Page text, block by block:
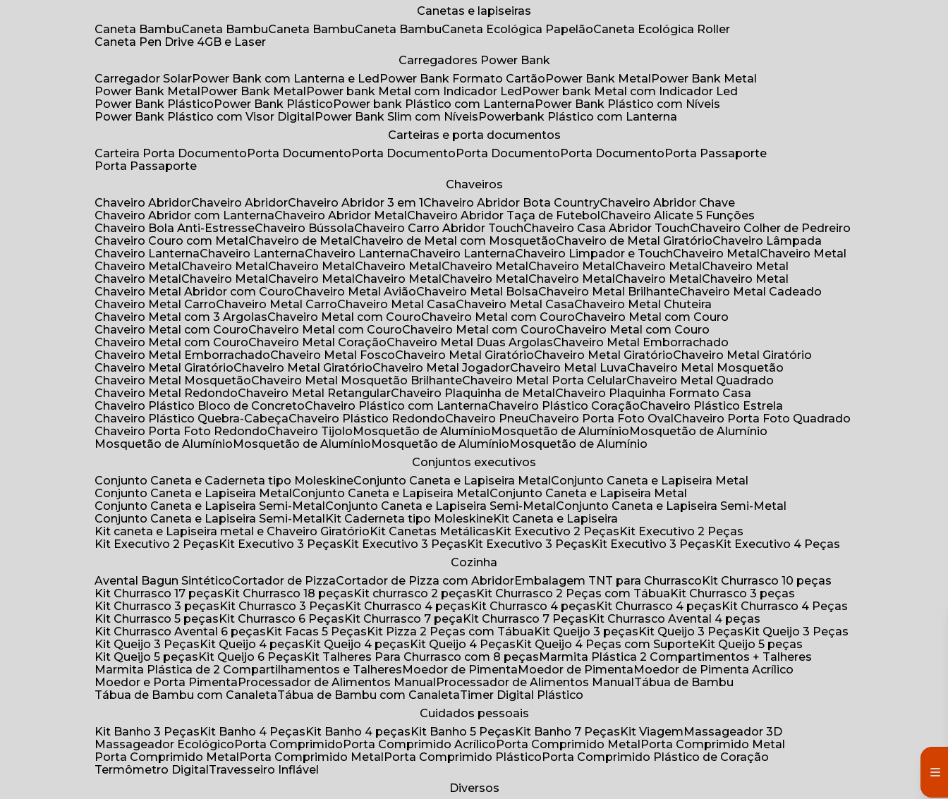
Canetas e lapiseiras
Caneta Bambu
Caneta Bambu Caneta Bambu Caneta Bambu Caneta Ecológica Papelão
Caneta Ecológica Roller
Caneta Pen Drive 4GB e Laser
Carregadores Power Bank
Carregador Solar
Power Bank com Lanterna e Led Power Bank Formato Cartão Power Bank Metal
Power Bank Metal
Power Bank Metal
Power Bank Metal Power bank Metal com Indicador Led
Power bank Metal com Indicador Led
Power Bank Plástico
Power Bank Plástico Power bank Plástico com Lanterna
Power Bank Plástico com Níveis
Power Bank Plástico com Visor Digital
Power Bank Slim com Níveis
Powerbank Plástico com Lanterna
Carteiras e porta documentos
Carteira Porta Documento
Porta Documento Porta Documento Porta Documento Porta Documento
Porta Passaporte
Porta Passaporte
Chaveiros
Chaveiro Abridor
Chaveiro Abridor Chaveiro Abridor 3 em 1 Chaveiro Abridor Bota Country
Chaveiro Abridor Chave
Chaveiro Abridor com Lanterna
Chaveiro Abridor Metal Chaveiro Abridor Taça de Futebol
Chaveiro Alicate 5 Funções
Chaveiro Bola Anti-Estresse
Chaveiro Bússola Chaveiro Carro Abridor Touch Chaveiro Casa Abridor Touch
Chaveiro Colher de Pedreiro
Chaveiro Couro com Metal
Chaveiro de Metal Chaveiro de Metal com Mosquetão Chaveiro de Metal Giratório
Chaveiro Lâmpada
Chaveiro Lanterna
Chaveiro Lanterna Chaveiro Lanterna Chaveiro Lanterna Chaveiro Limpador e Touch Chaveiro Metal
Chaveiro Metal
Chaveiro Metal
Chaveiro Metal Chaveiro Metal Chaveiro Metal Chaveiro Metal Chaveiro Metal Chaveiro Metal
Chaveiro Metal
Chaveiro Metal
Chaveiro Metal Chaveiro Metal Chaveiro Metal Chaveiro Metal Chaveiro Metal Chaveiro Metal
Chaveiro Metal
Chaveiro Metal Abridor com Couro
Chaveiro Metal Avião Chaveiro Metal Bolsa Chaveiro Metal Brilhante
Chaveiro Metal Cadeado
Chaveiro Metal Carro
Chaveiro Metal Carro Chaveiro Metal Casa Chaveiro Metal Casa
Chaveiro Metal Chuteira
Chaveiro Metal com 3 Argolas
Chaveiro Metal com Couro Chaveiro Metal com Couro
Chaveiro Metal com Couro
Chaveiro Metal com Couro
Chaveiro Metal com Couro Chaveiro Metal com Couro
Chaveiro Metal com Couro
Chaveiro Metal com Couro
Chaveiro Metal Coração Chaveiro Metal Duas Argolas
Chaveiro Metal Emborrachado
Chaveiro Metal Emborrachado
Chaveiro Metal Fosco Chaveiro Metal Giratório Chaveiro Metal Giratório
Chaveiro Metal Giratório
Chaveiro Metal Giratório
Chaveiro Metal Giratório Chaveiro Metal Jogador Chaveiro Metal Luva
Chaveiro Metal Mosquetão
Chaveiro Metal Mosquetão
Chaveiro Metal Mosquetão Brilhante Chaveiro Metal Porta Celular
Chaveiro Metal Quadrado
Chaveiro Metal Redondo
Chaveiro Metal Retangular Chaveiro Plaquinha de Metal
Chaveiro Plaquinha Formato Casa
Chaveiro Plástico Bloco de Concreto
Chaveiro Plástico com Lanterna Chaveiro Plástico Coração
Chaveiro Plástico Estrela
Chaveiro Plástico Quebra-Cabeça
Chaveiro Plástico Redondo Chaveiro Pneu Chaveiro Porta Foto Oval
Chaveiro Porta Foto Quadrado
Chaveiro Porta Foto Redondo
Chaveiro Tijolo Mosquetão de Alumínio Mosquetão de Alumínio
Mosquetão de Alumínio
Mosquetão de Alumínio
Mosquetão de Alumínio Mosquetão de Alumínio
Mosquetão de Alumínio
Conjuntos executivos
Conjunto Caneta e Caderneta tipo Moleskine
Conjunto Caneta e Lapiseira Metal
Conjunto Caneta e Lapiseira Metal
Conjunto Caneta e Lapiseira Metal
Conjunto Caneta e Lapiseira Metal
Conjunto Caneta e Lapiseira Metal
Conjunto Caneta e Lapiseira Semi-Metal
Conjunto Caneta e Lapiseira Semi-Metal
Conjunto Caneta e Lapiseira Semi-Metal
Conjunto Caneta e Lapiseira Semi-Metal
Kit Caderneta tipo Moleskine
Kit Caneta e Lapiseira
Kit caneta e Lapiseira metal e Chaveiro Giratório
Kit Canetas Metálicas Kit Executivo 2 Peças
Kit Executivo 2 Peças
Kit Executivo 2 Peças
Kit Executivo 3 Peças Kit Executivo 3 Peças Kit Executivo 3 Peças Kit Executivo 3 Peças
Kit Executivo 4 Peças
Cozinha
Avental Bagun Sintético
Cortador de Pizza Cortador de Pizza com Abridor Embalagem TNT para Churrasco
Kit Churrasco 10 peças
Kit Churrasco 17 peças
Kit Churrasco 18 peças Kit churrasco 2 peças Kit Churrasco 2 Peças com Tábua
Kit Churrasco 3 peças
Kit Churrasco 3 peças
Kit Churrasco 3 Peças Kit Churrasco 4 peças Kit Churrasco 4 peças Kit Churrasco 4 peças
Kit Churrasco 4 Peças
Kit Churrasco 5 peças
Kit Churrasco 6 Peças Kit Churrasco 7 peça Kit Churrasco 7 Peças
Kit Churrasco Avental 4 peças
Kit Churrasco Avental 6 peças
Kit Facas 5 Peças Kit Pizza 2 Peças com Tábua Kit Queijo 3 peças Kit Queijo 3 Peças
Kit Queijo 3 Peças
Kit Queijo 3 Peças
Kit Queijo 4 peças Kit Queijo 4 peças Kit Queijo 4 Peças Kit Queijo 4 Peças com Suporte
Kit Queijo 5 peças
Kit Queijo 5 peças
Kit Queijo 6 Peças Kit Talheres Para Churrasco com 8 peças
Marmita Plástica 2 Compartimentos + Talheres
Marmita Plástica de 2 Compartilhamentos e Talheres
Moedor de Pimenta Moedor de Pimenta
Moedor de Pimenta Acrílico
Moedor e Porta Pimenta
Processador de Alimentos Manual Processador de Alimentos Manual
Tábua de Bambu
Tábua de Bambu com Canaleta
Tábua de Bambu com Canaleta
Timer Digital Plástico
Cuidados pessoais
Kit Banho 3 Peças
Kit Banho 4 Peças Kit Banho 4 peças Kit Banho 5 Peças Kit Banho 7 Peças Kit Viagem
Massageador 3D
Massageador Ecológico
Porta Comprimido Porta Comprimido Acrílico Porta Comprimido Metal
Porta Comprimido Metal
Porta Comprimido Metal
Porta Comprimido Metal Porta Comprimido Plástico
Porta Comprimido Plástico de Coração
Termômetro Digital
Travesseiro Inflável
Diversos